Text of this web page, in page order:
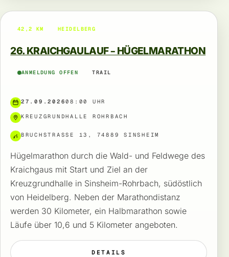
42,2 KM HEIDELBERG
26. KRAICHGAULAUF – HÜGELMARATHON
ANMELDUNG OFFEN TRAIL
27.09.202608:00 UHR
KREUZGRUNDHALLE ROHRBACH
BRUCHSTRASSE 13, 74889 SINSHEIM
Hügelmarathon durch die Wald- und Feldwege des
Kraichgaus mit Start und Ziel an der
Kreuzgrundhalle in Sinsheim-Rohrbach, südöstlich
von Heidelberg. Neben der Marathondistanz
werden 30 Kilometer, ein Halbmarathon sowie
Läufe über 10,6 und 5 Kilometer angeboten.
DETAILS